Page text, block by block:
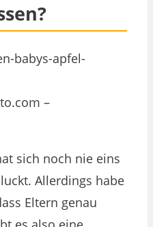
–
sich noch nie eins
Allerdings habe
Eltern genau